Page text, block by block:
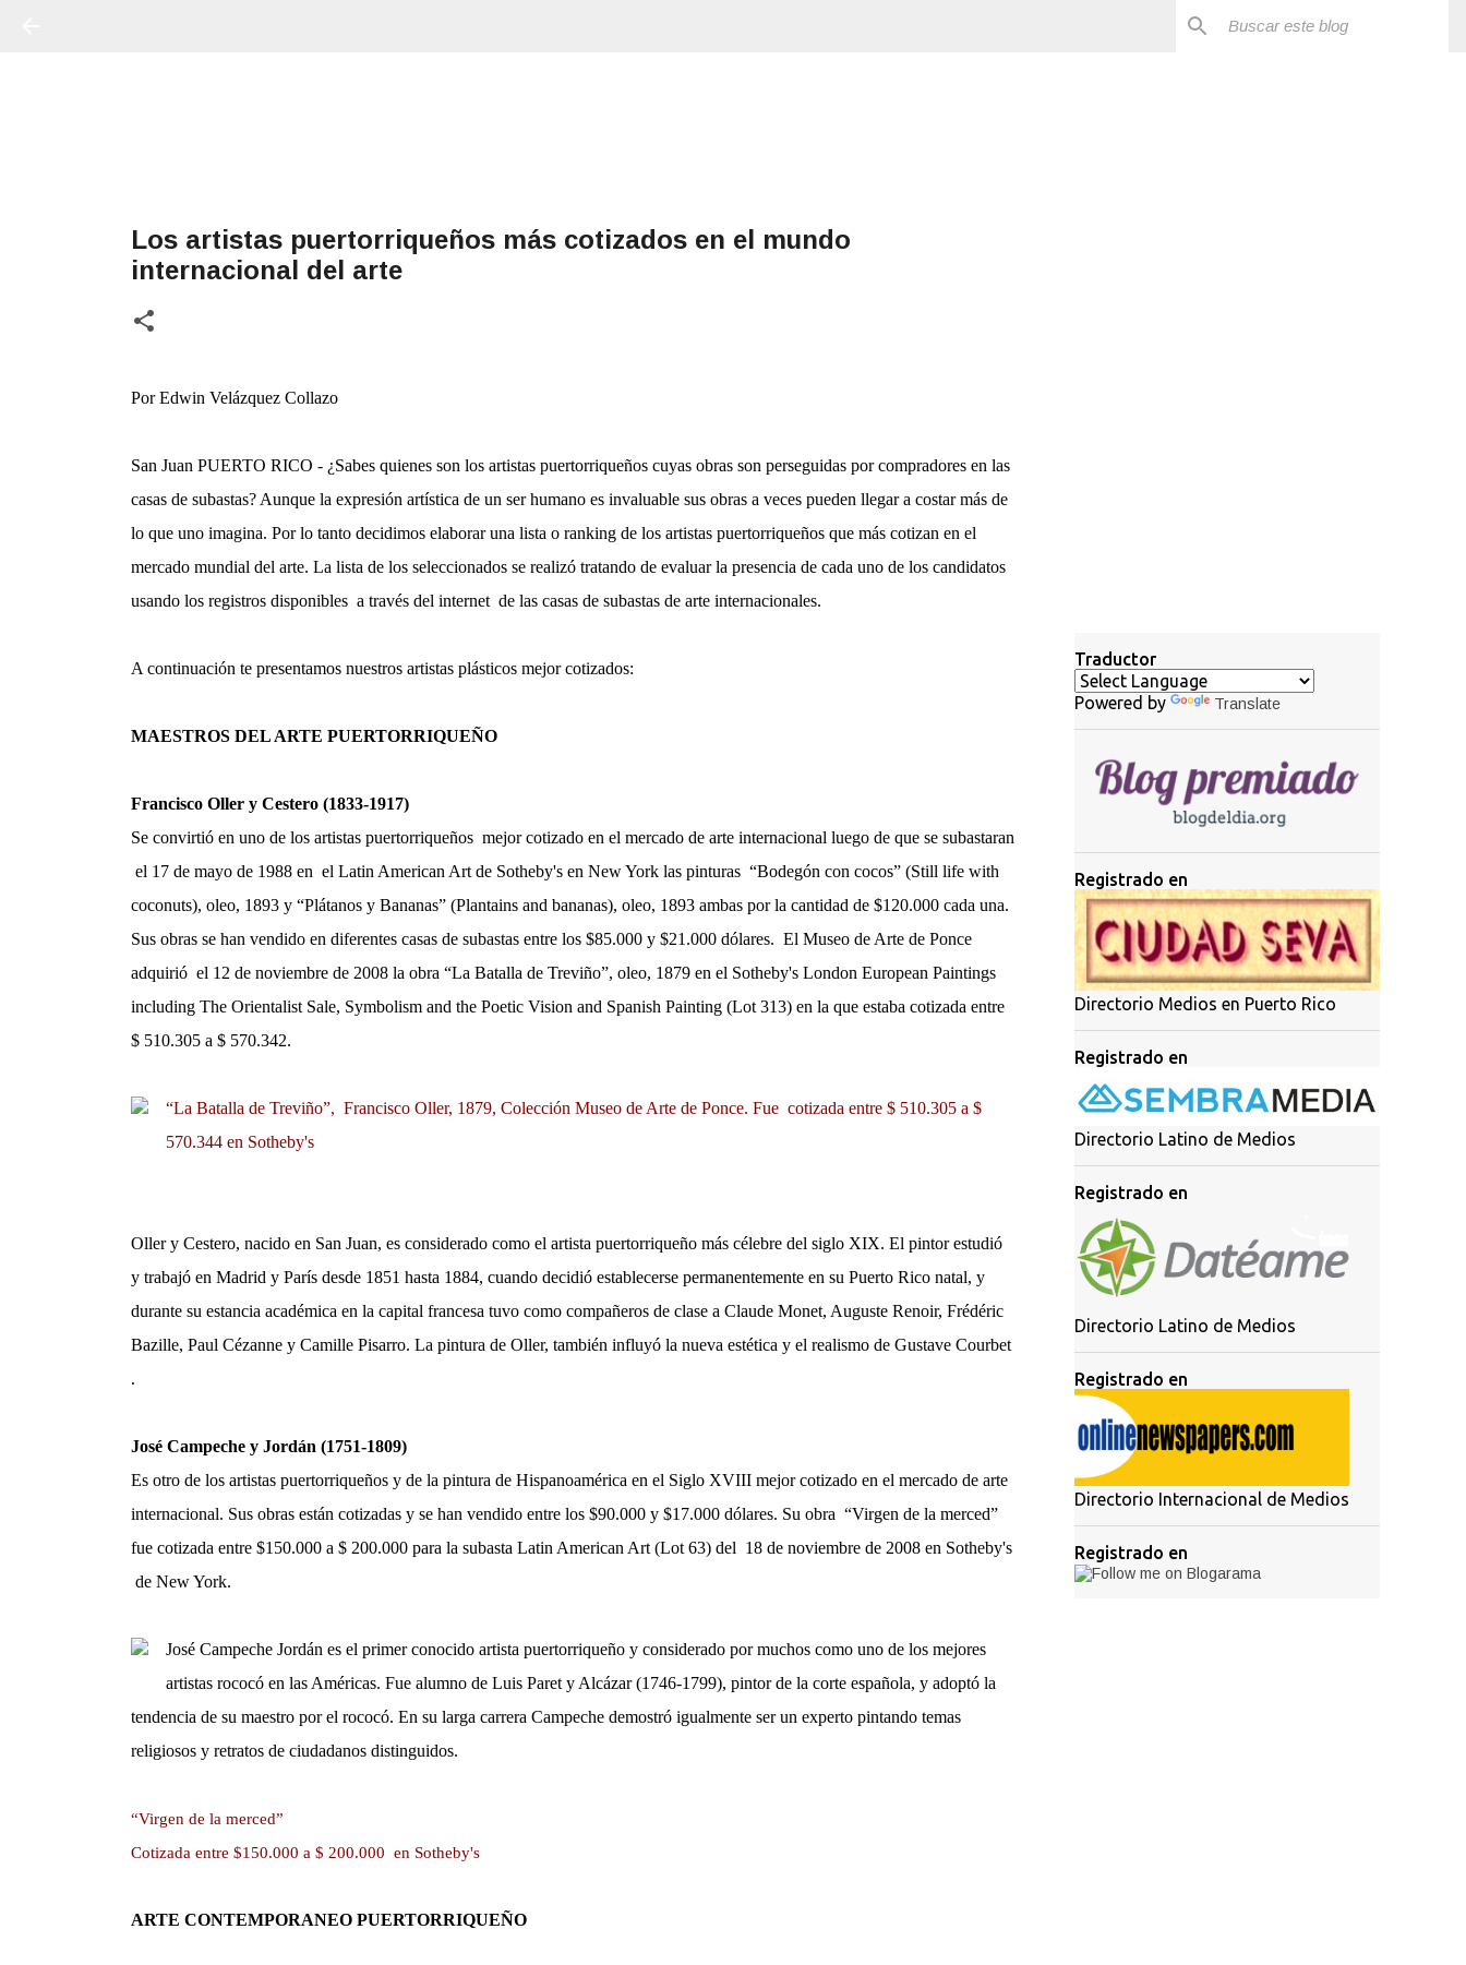
Los artistas puertorriqueños más cotizados en el mundo
internacional del arte
Por Edwin Velázquez Collazo
San Juan PUERTO RICO - ¿Sabes quienes son los artistas puertorriqueños cuyas obras son perseguidas por compradores en las
casas de subastas? Aunque la expresión artística de un ser humano es invaluable sus obras a veces pueden llegar a costar más de
lo que uno imagina. Por lo tanto decidimos elaborar una lista o ranking de los artistas puertorriqueños que más cotizan en el
mercado mundial del arte. La lista de los seleccionados se realizó tratando de evaluar la presencia de cada uno de los candidatos
usando los registros disponibles a través del internet de las casas de subastas de arte internacionales.
A continuación te presentamos nuestros artistas plásticos mejor cotizados:
MAESTROS DEL ARTE PUERTORRIQUEÑO
Francisco Oller y Cestero (1833-1917)
Se convirtió en uno de los artistas puertorriqueños mejor cotizado en el mercado de arte internacional luego de que se subastaran
el 17 de mayo de 1988 en el Latin American Art de Sotheby's en New York las pinturas “Bodegón con cocos” (Still life with
coconuts), oleo, 1893 y “Plátanos y Bananas” (Plantains and bananas), oleo, 1893 ambas por la cantidad de $120.000 cada una.
Sus obras se han vendido en diferentes casas de subastas entre los $85.000 y $21.000 dólares. El Museo de Arte de Ponce
adquirió el 12 de noviembre de 2008 la obra “La Batalla de Treviño”, oleo, 1879 en el Sotheby's London European Paintings
including The Orientalist Sale, Symbolism and the Poetic Vision and Spanish Painting (Lot 313) en la que estaba cotizada entre
$ 510.305 a $ 570.342.
“La Batalla de Treviño”, Francisco Oller, 1879, Colección Museo de Arte de Ponce. Fue cotizada entre $ 510.305 a $
570.344 en Sotheby's
Oller y Cestero, nacido en San Juan, es considerado como el artista puertorriqueño más célebre del siglo XIX. El pintor estudió
y trabajó en Madrid y París desde 1851 hasta 1884, cuando decidió establecerse permanentemente en su Puerto Rico natal, y
durante su estancia académica en la capital francesa tuvo como compañeros de clase a Claude Monet, Auguste Renoir, Frédéric
Bazille, Paul Cézanne y Camille Pisarro. La pintura de Oller, también influyó la nueva estética y el realismo de Gustave Courbet
.
José Campeche y Jordán (1751-1809)
Es otro de los artistas puertorriqueños y de la pintura de Hispanoamérica en el Siglo XVIII mejor cotizado en el mercado de arte
internacional. Sus obras están cotizadas y se han vendido entre los $90.000 y $17.000 dólares. Su obra “Virgen de la merced”
fue cotizada entre $150.000 a $ 200.000 para la subasta Latin American Art (Lot 63) del 18 de noviembre de 2008 en Sotheby's
de New York.
José Campeche Jordán es el primer conocido artista puertorriqueño y considerado por muchos como uno de los mejores
artistas rococó en las Américas. Fue alumno de Luis Paret y Alcázar (1746-1799), pintor de la corte española, y adoptó la
tendencia de su maestro por el rococó. En su larga carrera Campeche demostró igualmente ser un experto pintando temas
religiosos y retratos de ciudadanos distinguidos.
“Virgen de la merced”
Cotizada entre $150.000 a $ 200.000 en Sotheby's
ARTE CONTEMPORANEO PUERTORRIQUEÑO
Traductor
Powered by Translate
Registrado en
Directorio Medios en Puerto Rico
Registrado en
Directorio Latino de Medios
Registrado en
Directorio Latino de Medios
Registrado en
Directorio Internacional de Medios
Registrado en